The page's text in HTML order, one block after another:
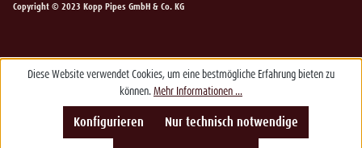
Copyright © 2023 Kopp Pipes GmbH & Co. KG
Diese Website verwendet Cookies, um eine bestmögliche Erfahrung bieten zu
können.Mehr Informationen ...
Nur technisch notwendige
Konfigurieren